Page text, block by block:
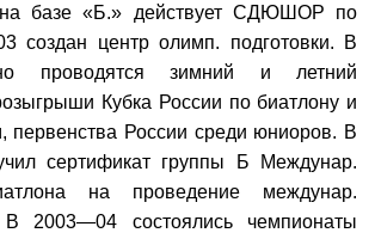
базе «Б.» действует СДЮШОР по
создан центр олимп. подготовки. В
проводятся зимний и летний
Кубка России по биатлону и
первенства России среди юниоров. В
сертификат группы Б Междунар.
на проведение междунар.
В 2003—04 состоялись чемпионаты